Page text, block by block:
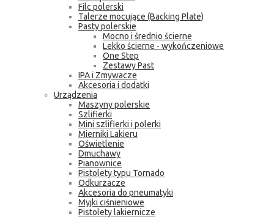
Filc polerski
Talerze mocujące (Backing Plate)
Pasty polerskie
Mocno i średnio ścierne
Lekko ścierne - wykończeniowe
One Step
Zestawy Past
IPA i Zmywacze
Akcesoria i dodatki
Urządzenia
Maszyny polerskie
Szlifierki
Mini szlifierki i polerki
Mierniki Lakieru
Oświetlenie
Dmuchawy
Pianownice
Pistolety typu Tornado
Odkurzacze
Akcesoria do pneumatyki
Myjki ciśnieniowe
Pistolety lakiernicze